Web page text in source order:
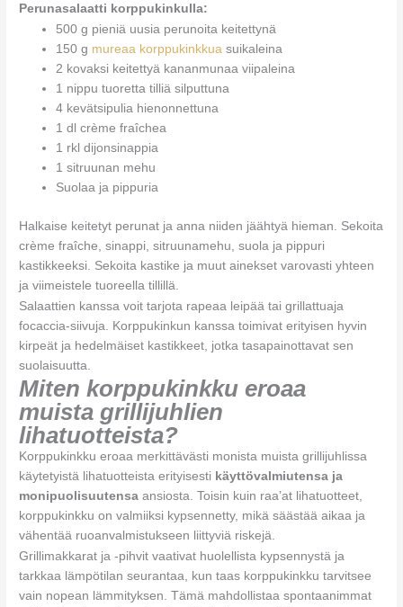
Perunasalaatti korppukinkulla:
500 g pieniä uusia perunoita keitettynä
150 g mureaa korppukinkkua suikaleina
2 kovaksi keitettyä kananmunaa viipaleina
1 nippu tuoretta tilliä silputtuna
4 kevätsipulia hienonnettuna
1 dl crème fraîchea
1 rkl dijonsinappia
1 sitruunan mehu
Suolaa ja pippuria
Halkaise keitetyt perunat ja anna niiden jäähtyä hieman. Sekoita
crème fraîche, sinappi, sitruunamehu, suola ja pippuri
kastikkeeksi. Sekoita kastike ja muut ainekset varovasti yhteen
ja viimeistele tuoreella tillillä.
Salaattien kanssa voit tarjota rapeaa leipää tai grillattuaja
focaccia-siivuja. Korppukinkun kanssa toimivat erityisen hyvin
kirpeät ja hedelmäiset kastikkeet, jotka tasapainottavat sen
suolaisuutta.
Miten korppukinkku eroaa
muista grillijuhlien
lihatuotteista?
Korppukinkku eroaa merkittävästi monista muista grillijuhlissa
käytetyistä lihatuotteista erityisesti käyttövalmiutensa ja
monipuolisuutensa ansiosta. Toisin kuin raa’at lihatuotteet,
korppukinkku on valmiiksi kypsennetty, mikä säästää aikaa ja
vähentää ruoanvalmistukseen liittyviä riskejä.
Grillimakkarat ja -pihvit vaativat huolellista kypsennystä ja
tarkkaa lämpötilan seurantaa, kun taas korppukinkku tarvitsee
vain nopean lämmityksen. Tämä mahdollistaa spontaanimmat